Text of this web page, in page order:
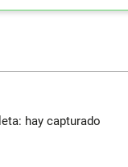
hay capturado